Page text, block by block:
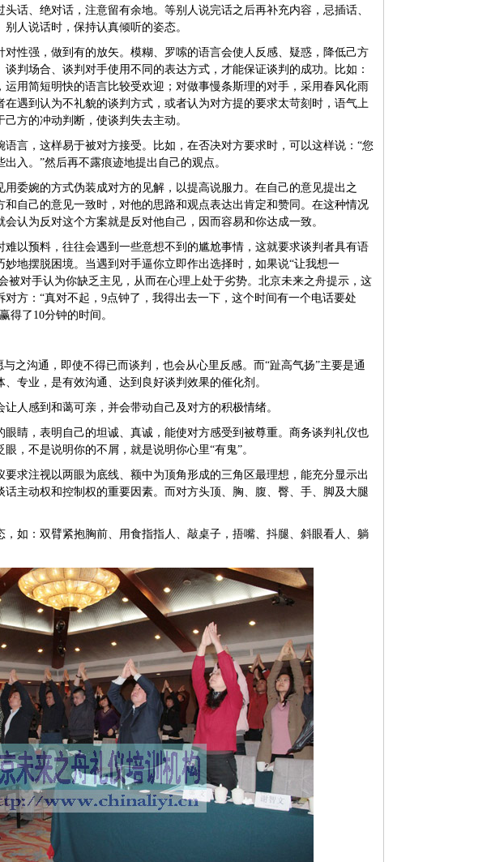
话、绝对话，注意留有余地。等别人说完话之后再补充内容，忌插话、
人说话时，保持认真倾听的姿态。
对性强，做到有的放矢。模糊、罗嗦的语言会使人反感、疑惑，降低己方
判场合、谈判对手使用不同的表达方式，才能保证谈判的成功。比如：
用简短明快的语言比较受欢迎；对做事慢条斯理的对手，采用春风化雨
遇到认为不礼貌的谈判方式，或者认为对方提的要求太苛刻时，语气上
方的冲动判断，使谈判失去主动。
言，这样易于被对方接受。比如，在否决对方要求时，可以这样说：“您
入。”然后再不露痕迹地提出自己的观点。
委婉的方式伪装成对方的见解，以提高说服力。在自己的意见提出之
自己的意见一致时，对他的思路和观点表达出肯定和赞同。在这种情况
认为反对这个方案就是反对他自己，因而容易和你达成一致。
难以预料，往往会遇到一些意想不到的尴尬事情，这就要求谈判者具有语
地摆脱困境。当遇到对手逼你立即作出选择时，如果说“让我想一
被对手认为你缺乏主见，从而在心理上处于劣势。北京未来之舟提示，这
方：“真对不起，9点钟了，我得出去一下，这个时间有一个电话要处
得了10分钟的时间。
之沟通，即使不得已而谈判，也会从心里反感。而“趾高气扬”主要是通
专业，是有效沟通、达到良好谈判效果的催化剂。
人感到和蔼可亲，并会带动自己及对方的积极情绪。
睛，表明自己的坦诚、真诚，能使对方感受到被尊重。 商务谈判礼仪也
，不是说明你的不屑，就是说明你心里“有鬼”。
求注视以两眼为底线、额中为顶角形成的三角区最理想，能充分显示出
主动权和控制权的重要因素。而对方头顶、胸、腹、臀、手、脚及大腿
，如：双臂紧抱胸前、用食指指人、敲桌子，捂嘴、抖腿、斜眼看人、躺